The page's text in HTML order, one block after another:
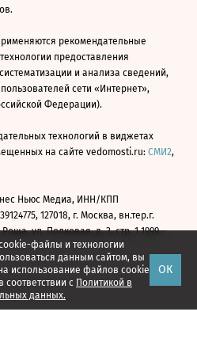
файлы и технологии
данным сайтом, вы
использование файлов cookie
соответствии с Политикой в
данных.
ОК
рекомендательные
предоставления
и анализа сведений,
сети «Интернет»,
Федерации).
технологий в виджетах
на сайте vedomosti.ru: СМИ2,
Ньюс Медиа, ИНН/КПП
127018, г. Москва, вн.тер.г.
ул. Полковая, д. 3, стр. 1 1999—